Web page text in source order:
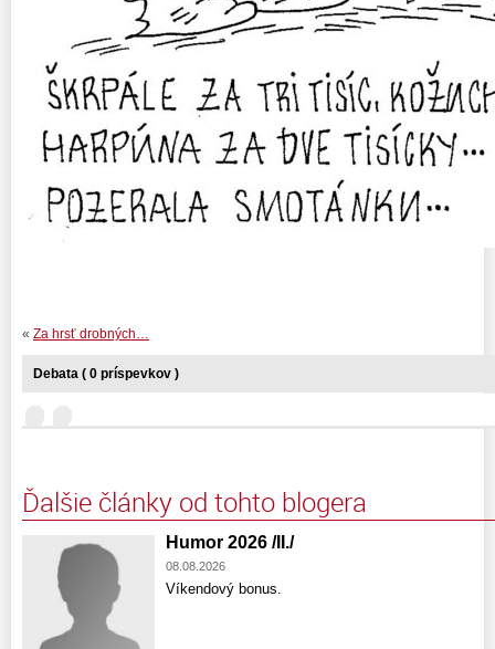
« Za hrsť drobných…
Debata ( 0 príspevkov )
Ďalšie články od tohto blogera
Humor 2026 /II./
08.08.2026
Víkendový bonus.